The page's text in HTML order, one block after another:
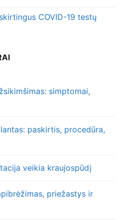
COVID-19 testų
simptomai,
paskirtis, procedūra,
veikia kraujospūdį
priežastys ir